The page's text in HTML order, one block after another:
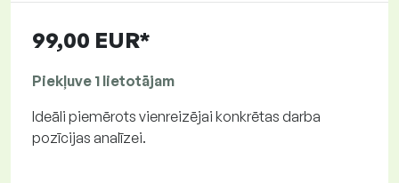
99,00 EUR*
Piekļuve 1 lietotājam
Ideāli piemērots vienreizējai konkrētas darba
pozīcijas analīzei.